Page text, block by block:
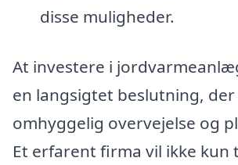
disse muligheder.
At investere i
en langsigtet beslutning,
omhyggelig overvejelse og
Et erfarent firma vil ikke kun